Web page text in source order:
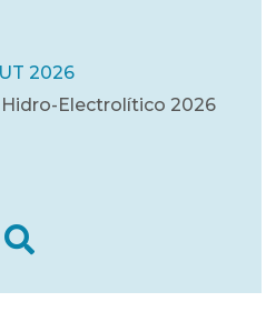
2026
Electrolítico 2026